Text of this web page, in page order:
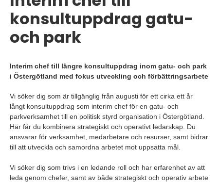
konsultuppdrag gatu-
och park
Interim chef till längre konsultuppdrag inom gatu- och park
i Östergötland med fokus utveckling och förbättringsarbete
Vi söker dig som är tillgänglig från augusti för ett cirka ett år
långt konsultuppdrag som interim chef för en gatu- och
parkverksamhet till en politisk styrd organisation i Östergötland.
Här får du kombinera strategiskt och operativt ledarskap. Du
ansvarar för verksamhet, medarbetare och resurser, samt bidrar
till att utveckla och samordna arbetet mot uppsatta mål.
Vi söker dig som trivs i en ledande roll och har erfarenhet av att
leda genom chefer, samt av både strategiskt och operativ arbete